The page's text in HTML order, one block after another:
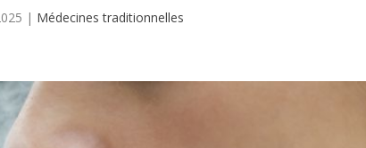
| Médecines traditionnelles